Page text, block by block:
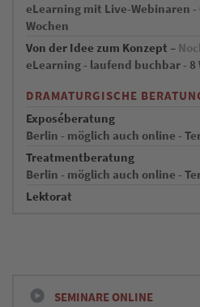
eLearning mit Live-Webinaren -
Wochen
Von der Idee zum Konzept –
eLearning - laufend buchbar - 8
DRAMATURGISCHE
Exposéberatung
Berlin - möglich auch online -
Treatmentberatung
Berlin - möglich auch online -
Lektorat
SEMINARE ONLINE